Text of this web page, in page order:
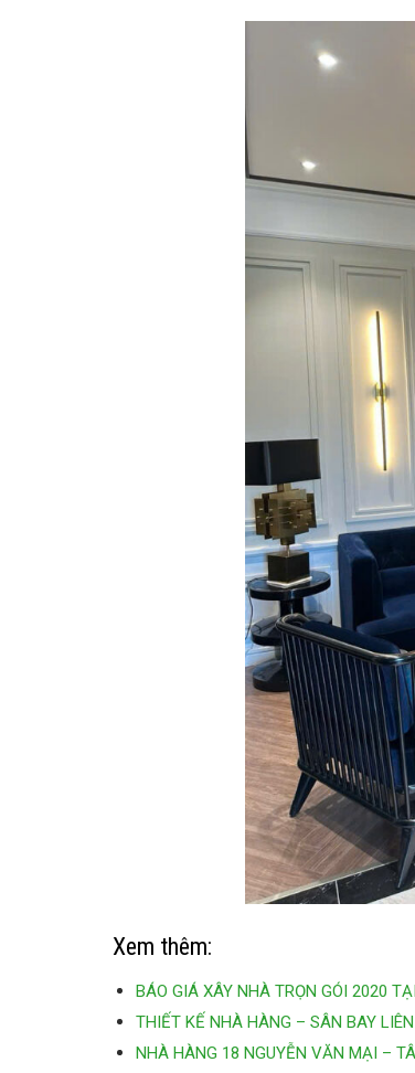
Xem thêm:
BÁO GIÁ XÂY NHÀ TRỌN GÓI 2020
THIẾT KẾ NHÀ HÀNG – SÂN BAY
NHÀ HÀNG 18 NGUYỄN VĂN MẠI –